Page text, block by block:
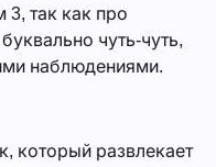
так как про
чуть-чуть,
наблюдениями.
который развлекает